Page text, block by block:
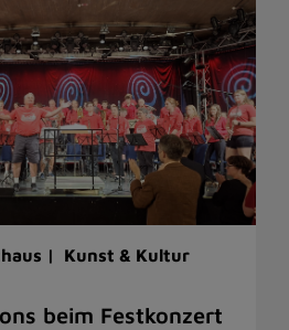
| Kunst & Kultur
beim Festkonzert